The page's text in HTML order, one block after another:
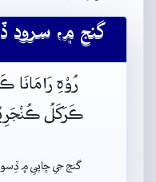
گنج ۾، سرود
رُوْہِ
ڪَرَکَلُ
گنج جي ڇاپي ۾ ڏِسو